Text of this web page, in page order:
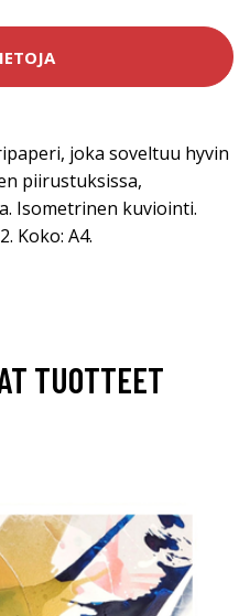
joka soveltuu hyvin
piirustuksissa,
Isometrinen kuviointi.
Koko: A4.
TUOTTEET